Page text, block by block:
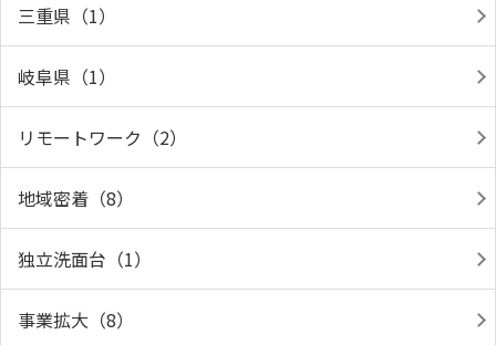
三重県（1）
岐阜県（1）
リモートワーク（2）
地域密着（8）
独立洗面台（1）
事業拡大（8）